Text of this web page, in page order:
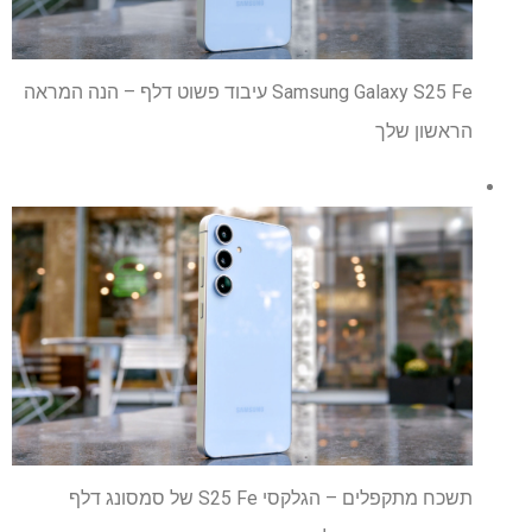
Samsung Galaxy S25 Fe עיבוד פשוט דלף – הנה המראה
הראשון שלך
תשכח מתקפלים – הגלקסי S25 Fe של סמסונג דלף